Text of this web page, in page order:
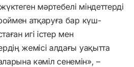
мәртебелі міндеттерді
атқаруға бар күш-
игі істер мен
жемісі алдағы уақытта
кәміл сенемін», –